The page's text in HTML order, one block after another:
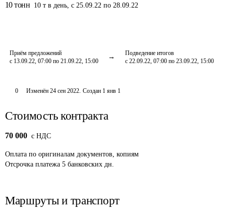
10 тонн 10 т в день,с 25.09.22 по 28.09.22
Приём предложений
с 13.09.22, 07:00 по 21.09.22, 15:00
Подведение итогов
с 22.09.22, 07:00 по 23.09.22, 15:00
0 Изменён 24 сен 2022. Создан 1 янв 1
Стоимость контракта
70 000 c НДС
Оплата по оригиналам документов, копиям
Отсрочка платежа 5 банковских дн.
Маршруты и транспорт